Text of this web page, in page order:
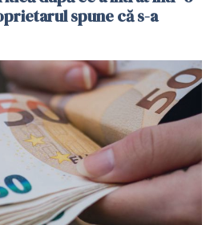
spune că s-a